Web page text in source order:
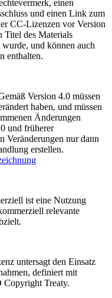
einen
und einen Link zum
CC-Lizenzen vor Version
Titel des Materials
und können auch
enthalten.
Version 4.0 müssen
haben, und müssen
Änderungen
und früherer
Veränderungen nur dann
erstellen.
ist eine Nutzung
relevante
untersagt den Einsatz
definiert mit
Treaty.